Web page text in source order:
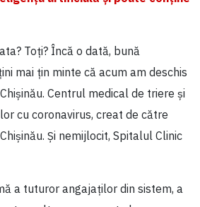
Toți? Încă o dată, bună
mai țin minte că acum am deschis
Centrul medical de triere și
cu coronavirus, creat de către
Și nemijlocit, Spitalul Clinic
a tuturor angajaților din sistem, a